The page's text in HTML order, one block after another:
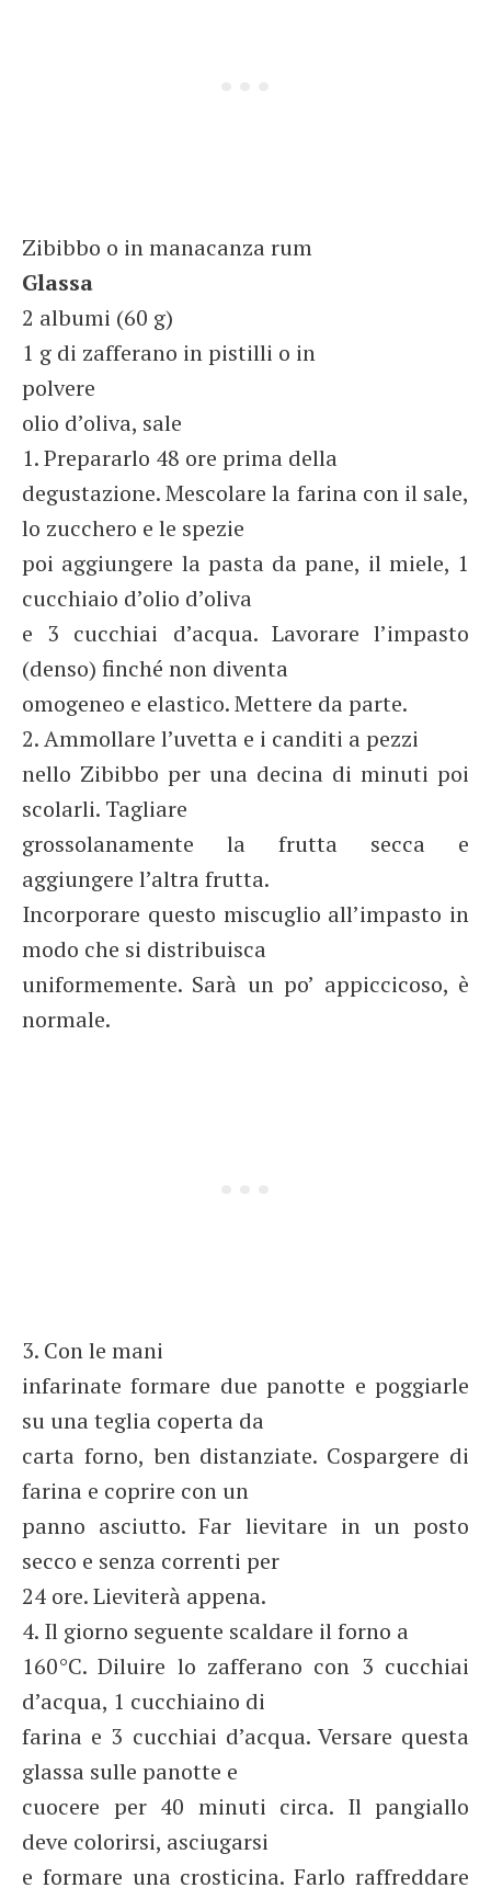
Zibibbo o in manacanza rum
Glassa
2 albumi (60 g)
1 g di zafferano in pistilli o in
polvere
olio d’oliva, sale
1. Prepararlo 48 ore prima della
degustazione. Mescolare la farina con il sale,
lo zucchero e le spezie
poi aggiungere la pasta da pane, il miele, 1
cucchiaio d’olio d’oliva
e 3 cucchiai d’acqua. Lavorare l’impasto
(denso) finché non diventa
omogeneo e elastico. Mettere da parte.
2. Ammollare l’uvetta e i canditi a pezzi
nello Zibibbo per una decina di minuti poi
scolarli. Tagliare
grossolanamente la frutta secca e
aggiungere l’altra frutta.
Incorporare questo miscuglio all’impasto in
modo che si distribuisca
uniformemente. Sarà un po’ appiccicoso, è
normale.
3. Con le mani
infarinate formare due panotte e poggiarle
su una teglia coperta da
carta forno, ben distanziate. Cospargere di
farina e coprire con un
panno asciutto. Far lievitare in un posto
secco e senza correnti per
24 ore. Lieviterà appena.
4. Il giorno seguente scaldare il forno a
160°C. Diluire lo zafferano con 3 cucchiai
d’acqua, 1 cucchiaino di
farina e 3 cucchiai d’acqua. Versare questa
glassa sulle panotte e
cuocere per 40 minuti circa. Il pangiallo
deve colorirsi, asciugarsi
e formare una crosticina. Farlo raffreddare